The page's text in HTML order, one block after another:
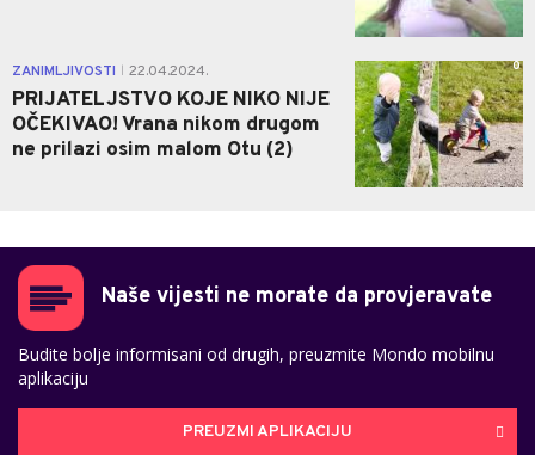
ZANIMLJIVOSTI 22.04.2024.
PRIJATELJSTVO KOJE NIKO NIJE
OČEKIVAO! Vrana nikom drugom
ne prilazi osim malom Otu (2)
0
Naše vijesti ne morate da provjeravate
Budite bolje informisani od drugih, preuzmite Mondo mobilnu
aplikaciju
PREUZMI APLIKACIJU